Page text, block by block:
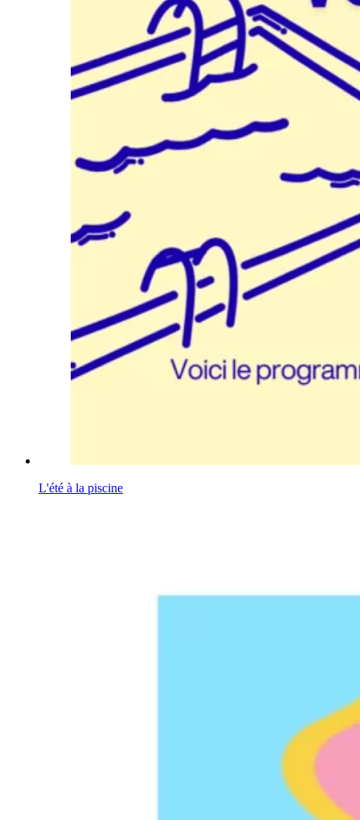
L'été à la piscine